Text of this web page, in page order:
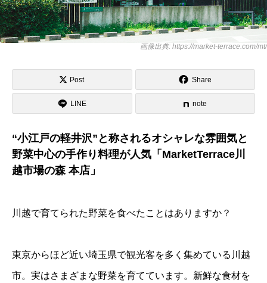
画像出典: https://market-terrace.com/mt/
Post Share
LINE note
“小江戸の軽井沢”と称されるオシャレな雰囲気と
野菜中心の手作り料理が人気「MarketTerrace川
越市場の森 本店」
川越で育てられた野菜を食べたことはありますか？
東京からほど近い埼玉県で観光客を多く集めている川越
市。実はさまざまな野菜を育てています。新鮮な食材を